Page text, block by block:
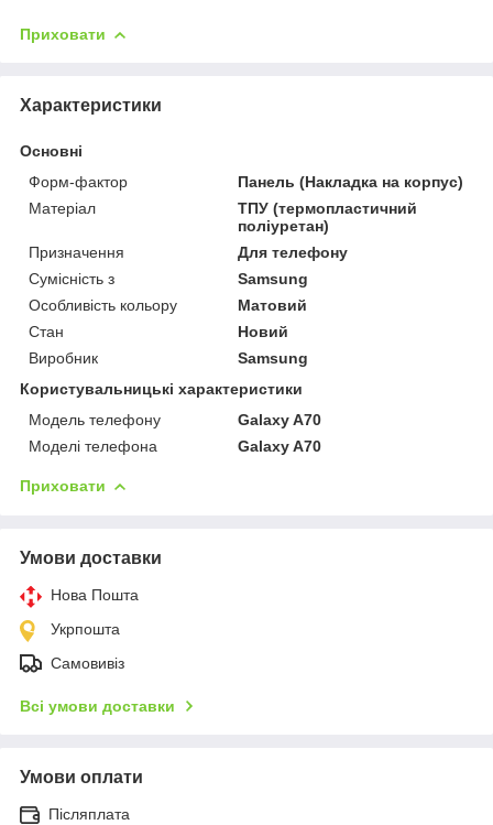
Приховати
Характеристики
Основні
Форм-фактор
Панель (Накладка на корпус)
Матеріал
ТПУ (термопластичний
поліуретан)
Призначення
Для телефону
Сумісність з
Samsung
Особливість кольору
Матовий
Стан
Новий
Виробник
Samsung
Користувальницькі характеристики
Модель телефону
Galaxy A70
Моделі телефона
Galaxy A70
Приховати
Умови доставки
Нова Пошта
Укрпошта
Самовивіз
Всі умови доставки
Умови оплати
Післяплата